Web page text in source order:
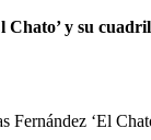
y su
Fernández ‘El